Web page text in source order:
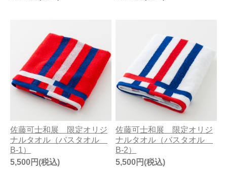
佐藤可士和展 限定オリジ
ナルタオル（バスタオル
B-1）
5,500円(税込)
佐藤可士和展 限定オリジ
ナルタオル（バスタオル
B-2）
5,500円(税込)